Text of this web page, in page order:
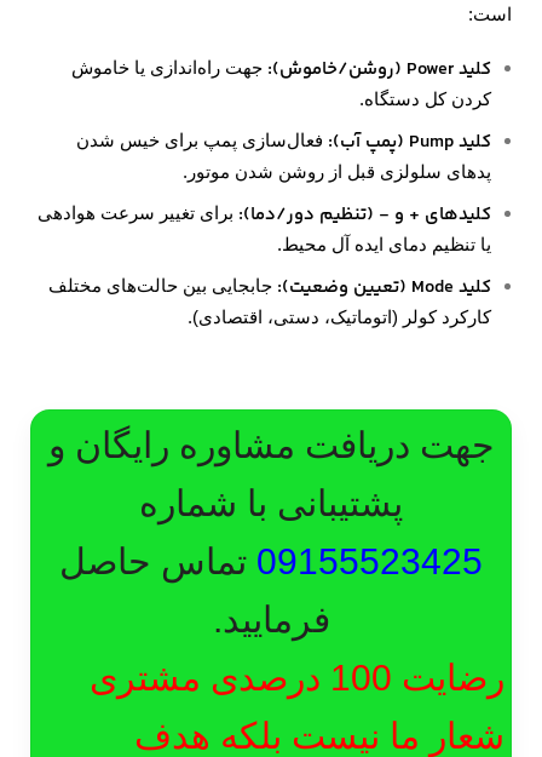
است:
کلید روشن/خاموش): جهت راه‌اندازی یا خاموش
کردن کل دستگاه.
کلید پمپ آب): فعال‌سازی پمپ برای خیس شدن
پدهای سلولزی قبل از روشن شدن موتور.
کلیدهای + و - (تنظیم دور/دما): برای تغییر سرعت هوادهی
یا تنظیم دمای ایده آل محیط.
کلید تعیین وضعیت): جابجایی بین حالت‌های مختلف
کارکرد کولر (اتوماتیک، دستی، اقتصادی).
جهت دریافت مشاوره رایگان و
پشتیبانی با شماره
09155523425 تماس حاصل
فرمایید.
رضایت 100 درصدی مشتری
شعار ما نیست بلکه هدف